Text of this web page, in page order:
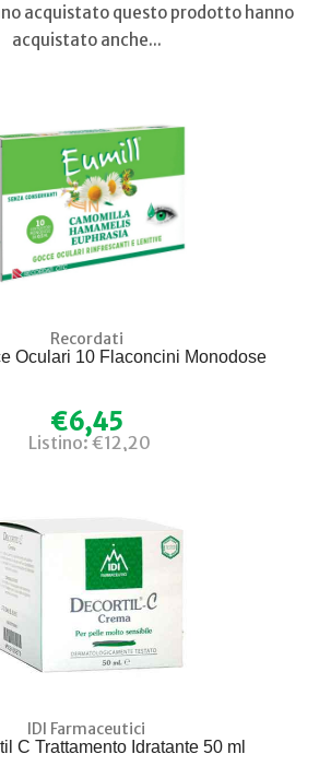
acquistato questo prodotto hanno
acquistato anche...
Recordati
Oculari 10 Flaconcini Monodose
€6,45
Listino: €12,20
IDI Farmaceutici
C Trattamento Idratante 50 ml